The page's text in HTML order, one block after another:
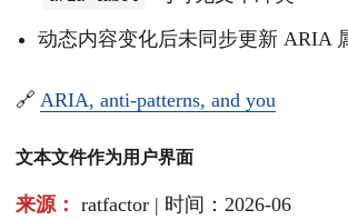
动态内容变化后未同步更新 ARIA
🔗 ARIA, anti-patterns, and you
文本文件作为用户界面
来源： ratfactor | 时间：2026-06